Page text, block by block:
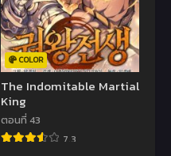
COLOR
The Indomitable Martial
King
ตอนที่ 43
7.3